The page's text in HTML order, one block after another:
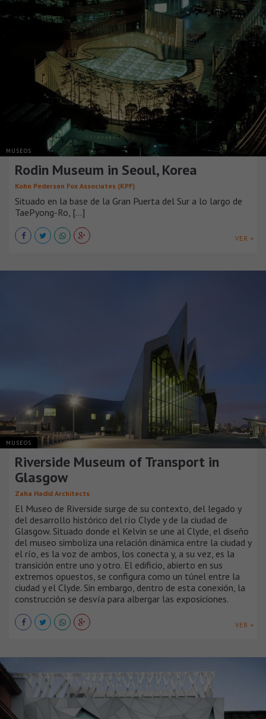
MUSEOS
Rodin Museum in Seoul, Korea
Kohn Pedersen Fox Associates (KPF)
Situado en la base de la Gran Puerta del Sur a lo largo de
TaePyong-Ro, [...]
VER +
MUSEOS
Riverside Museum of Transport in
Glasgow
Zaha Hadid Architects
El Museo de Riverside surge de su contexto, del legado y
del desarrollo histórico del río Clyde y de la ciudad de
Glasgow. Situado donde el Kelvin se une al Clyde, el diseño
del museo simboliza una relación dinámica entre la ciudad y
el río, es la voz de ambos, los conecta y, a su vez, es la
transición entre uno y otro. El edificio, abierto en sus
extremos opuestos, se configura como un túnel entre la
ciudad y el Clyde. Sin embargo, dentro de esta conexión, la
construcción se desvía para albergar las exposiciones.
VER +